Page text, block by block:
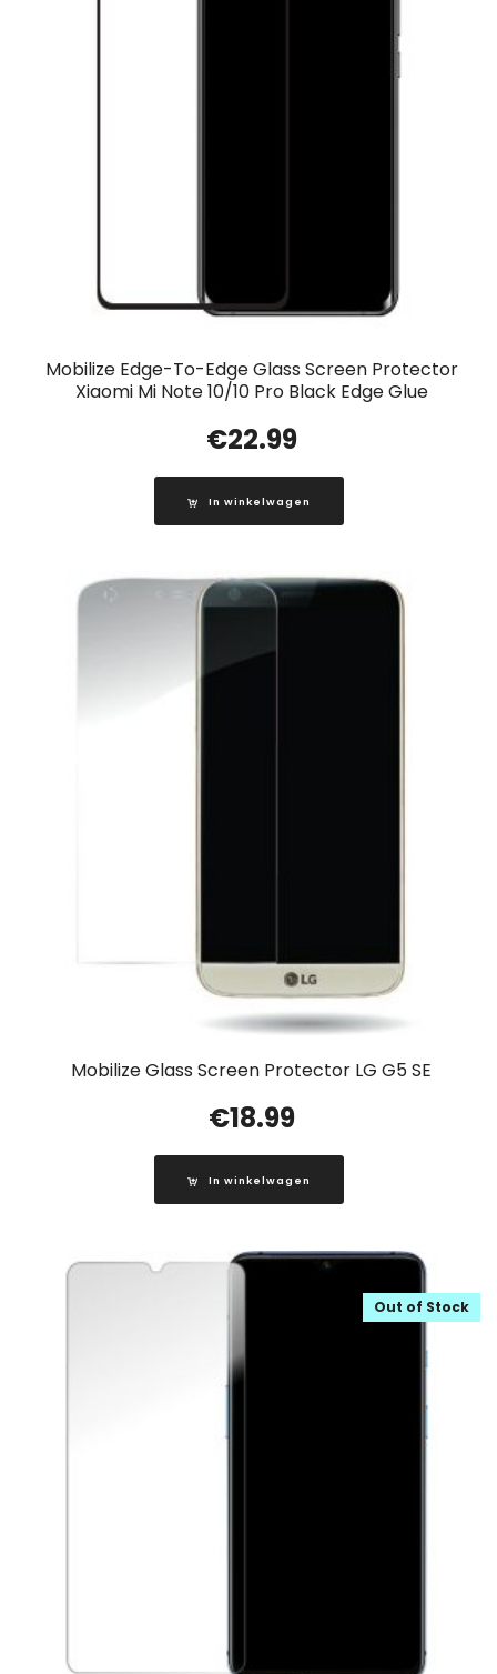
Mobilize Edge-To-Edge Glass Screen Protector
Xiaomi Mi Note 10/10 Pro Black Edge Glue
€22.99
In winkelwagen
Mobilize Glass Screen Protector LG G5 SE
€18.99
In winkelwagen
Out of Stock